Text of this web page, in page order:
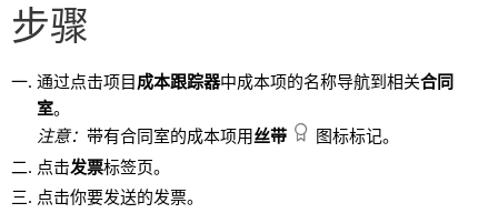
步骤
通过点击项目成本跟踪器中成本项的名称导航到相关合同
室。
注意： 带有合同室的成本项用丝带
图标标记。
点击发票标签页。
点击你要发送的发票。